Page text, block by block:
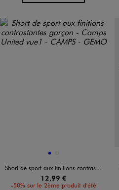
Disponible en 2 coloris
BLEU
Short de sport aux finitions contrastantes garçon - Camps United
12,99 €
-50% sur le 2ème produit d'été